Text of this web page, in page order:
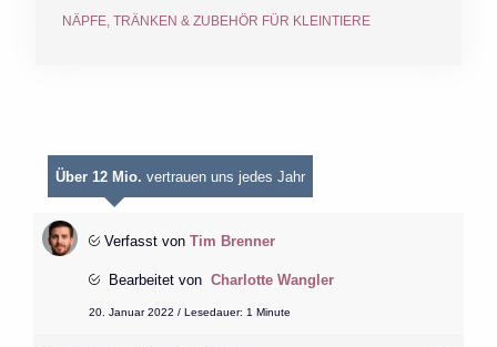
NÄPFE, TRÄNKEN & ZUBEHÖR FÜR KLEINTIERE
Über 12 Mio. vertrauen uns jedes Jahr
Verfasst von Tim Brenner
Bearbeitet von Charlotte Wangler
20. Januar 2022 / Lesedauer: 1 Minute